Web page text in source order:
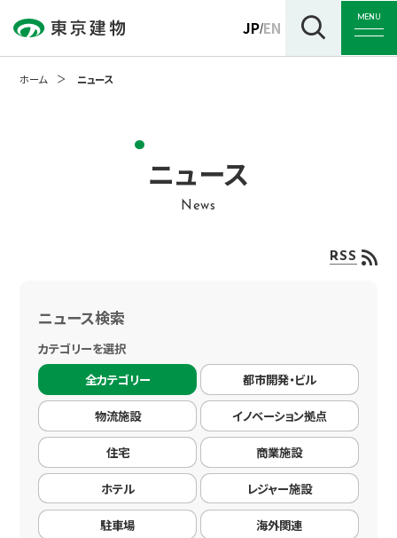
サステナビリティ
IR情報
コミュニケーション活動
JP/EN
MENU
ホーム ニュース
ニュース
News
RSS
ニュース検索
カテゴリーを選択
全カテゴリー
都市開発・ビル
物流施設 イノベーション拠点
住宅 商業施設
ホテル レジャー施設
駐車場 海外関連